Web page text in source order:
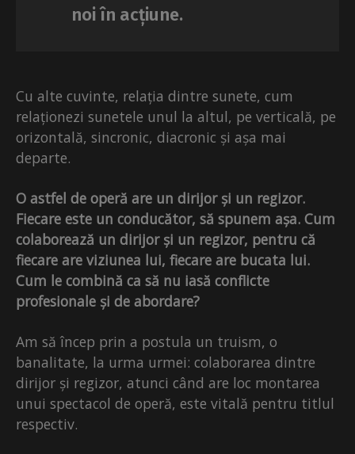
noi în acțiune.
Cu alte cuvinte, relația dintre sunete, cum
relaționezi sunetele unul la altul, pe verticală, pe
orizontală, sincronic, diacronic și așa mai
departe.
O astfel de operă are un dirijor și un regizor.
Fiecare este un conducător, să spunem așa. Cum
colaborează un dirijor și un regizor, pentru că
fiecare are viziunea lui, fiecare are bucata lui.
Cum le combină ca să nu iasă conflicte
profesionale și de abordare?
Am să încep prin a postula un truism, o
banalitate, la urma urmei: colaborarea dintre
dirijor și regizor, atunci când are loc montarea
unui spectacol de operă, este vitală pentru titlul
respectiv.